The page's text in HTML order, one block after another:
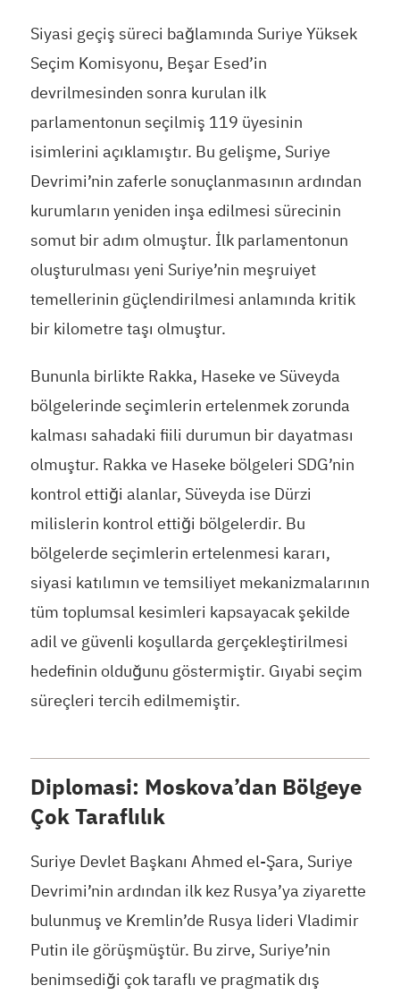
Siyasi geçiş süreci bağlamında Suriye Yüksek
Seçim Komisyonu, Beşar Esed’in
devrilmesinden sonra kurulan ilk
parlamentonun seçilmiş 119 üyesinin
isimlerini açıklamıştır. Bu gelişme, Suriye
Devrimi’nin zaferle sonuçlanmasının ardından
kurumların yeniden inşa edilmesi sürecinin
somut bir adım olmuştur. İlk parlamentonun
oluşturulması yeni Suriye’nin meşruiyet
temellerinin güçlendirilmesi anlamında kritik
bir kilometre taşı olmuştur.
Bununla birlikte Rakka, Haseke ve Süveyda
bölgelerinde seçimlerin ertelenmek zorunda
kalması sahadaki fiili durumun bir dayatması
olmuştur. Rakka ve Haseke bölgeleri SDG’nin
kontrol ettiği alanlar, Süveyda ise Dürzi
milislerin kontrol ettiği bölgelerdir. Bu
bölgelerde seçimlerin ertelenmesi kararı,
siyasi katılımın ve temsiliyet mekanizmalarının
tüm toplumsal kesimleri kapsayacak şekilde
adil ve güvenli koşullarda gerçekleştirilmesi
hedefinin olduğunu göstermiştir. Gıyabi seçim
süreçleri tercih edilmemiştir.
Diplomasi: Moskova’dan Bölgeye
Çok Taraflılık
Suriye Devlet Başkanı Ahmed el-Şara, Suriye
Devrimi’nin ardından ilk kez Rusya’ya ziyarette
bulunmuş ve Kremlin’de Rusya lideri Vladimir
Putin ile görüşmüştür. Bu zirve, Suriye’nin
benimsediği çok taraflı ve pragmatik dış